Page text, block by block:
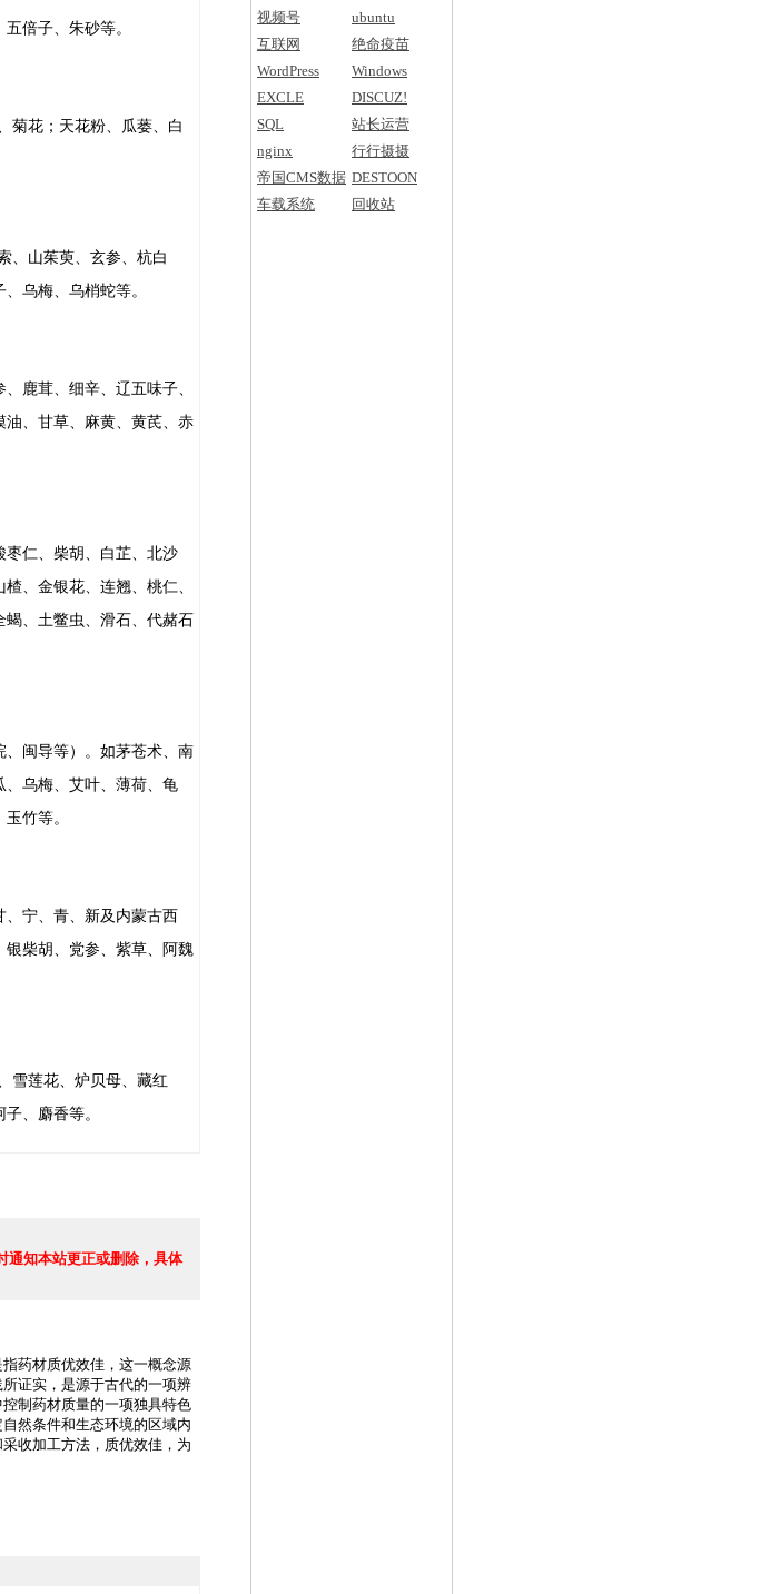
倍子、朱砂等。
菊花；天花粉、瓜蒌、白
、山茱萸、玄参、杭白
乌梅、乌梢蛇等。
鹿茸、细辛、辽五味子、
油、甘草、麻黄、黄芪、赤
枣仁、柴胡、白芷、北沙
、金银花、连翘、桃仁、
、土鳖虫、滑石、代赭石
、闽导等）。如茅苍术、南
、乌梅、艾叶、薄荷、龟
竹等。
宁、青、新及内蒙古西
柴胡、党参、紫草、阿魏
雪莲花、炉贝母、藏红
、麝香等。
通知本站更正或删除，具体
药材质优效佳，这一概念源
证实，是源于古代的一项辨
制药材质量的一项独具特色
然条件和生态环境的区域内
收加工方法，质优效佳，为
视频号
互联网
WordPress
EXCLE
SQL
nginx
帝国CMS数据
字典
车载系统
ubuntu
绝命疫苗
Windows
DISCUZ!
站长运营
行行摄摄
DESTOON
回收站